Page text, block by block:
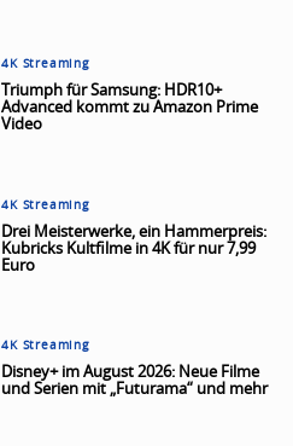
4K Streaming
Triumph für Samsung: HDR10+
Advanced kommt zu Amazon Prime
Video
4K Streaming
Drei Meisterwerke, ein Hammerpreis:
Kubricks Kultfilme in 4K für nur 7,99
Euro
4K Streaming
Disney+ im August 2026: Neue Filme
und Serien mit „Futurama“ und mehr